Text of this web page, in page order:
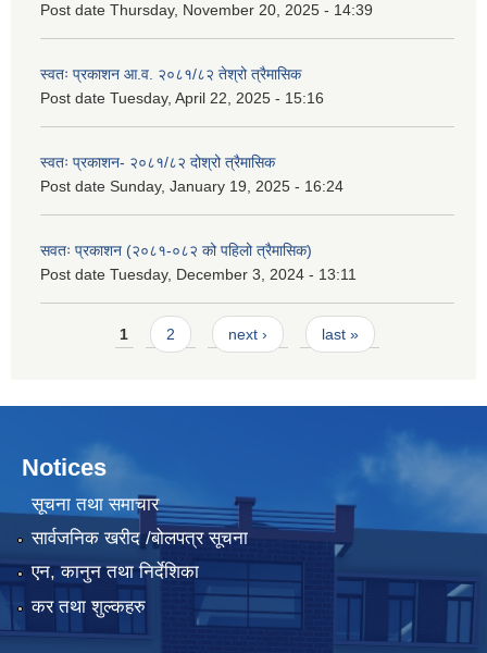
Post date Thursday, November 20, 2025 - 14:39
स्वतः प्रकाशन आ.व. २०८१/८२ तेश्रो त्रैमासिक
Post date Tuesday, April 22, 2025 - 15:16
स्वतः प्रकाशन- २०८१/८२ दोश्रो त्रैमासिक
Post date Sunday, January 19, 2025 - 16:24
सवतः प्रकाशन (२०८१-०८२ को पहिलो त्रैमासिक)
Post date Tuesday, December 3, 2024 - 13:11
Pages1 2 next › last »
Notices
सूचना तथा समाचार
सार्वजनिक खरीद /बोलपत्र सूचना
एन, कानुन तथा निर्देशिका
कर तथा शुल्कहरु